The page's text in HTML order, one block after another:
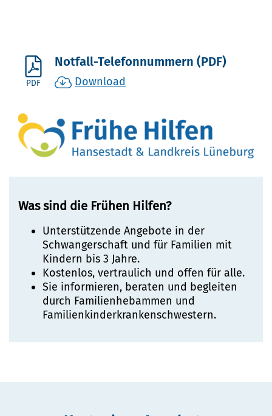
PDF
Notfall-Telefonnummern (PDF)
Download
Was sind die Frühen Hilfen?
Unterstützende Angebote in der
Schwangerschaft und für Familien mit
Kindern bis 3 Jahre.
Kostenlos, vertraulich und offen für alle.
Sie informieren, beraten und begleiten
durch Familienhebammen und
Familienkinderkrankenschwestern.